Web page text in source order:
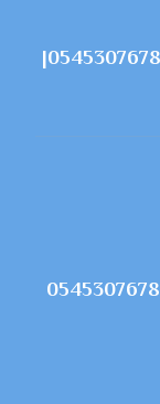
شركة مكافحة الحمام في العين |0545307678|